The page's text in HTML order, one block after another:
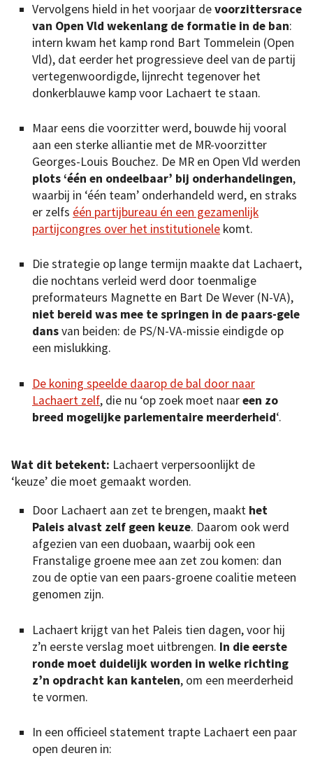
Vervolgens hield in het voorjaar devoorzittersrace
van Open Vld wekenlang de formatie in de ban:
intern kwam het kamp rond Bart Tommelein (Open
Vld), dat eerder het progressieve deel van de partij
vertegenwoordigde, lijnrecht tegenover het
donkerblauwe kamp voor Lachaert te staan.
Maar eens die voorzitter werd, bouwde hij vooral
aan een sterke alliantie met de MR-voorzitter
Georges-Louis Bouchez. De MR en Open Vld werden
plots ‘één en ondeelbaar’ bij onderhandelingen,
waarbij in ‘één team’ onderhandeld werd, en straks
er zelfs één partijbureau én een gezamenlijk
partijcongres over het institutionele komt.
Die strategie op lange termijn maakte dat Lachaert,
die nochtans verleid werd door toenmalige
preformateurs Magnette en Bart De Wever (N-VA),
niet bereid was mee te springen in de paars-gele
dansvan beiden: de PS/N-VA-missie eindigde op
een mislukking.
De koning speelde daarop de bal door naar
Lachaert zelf, die nu ‘op zoek moet naareen zo
breed mogelijke parlementaire meerderheid‘.
Wat dit betekent: Lachaert verpersoonlijkt de
‘keuze’ die moet gemaakt worden.
Door Lachaert aan zet te brengen, maakt het
Paleis alvast zelf geen keuze. Daarom ook werd
afgezien van een duobaan, waarbij ook een
Franstalige groene mee aan zet zou komen: dan
zou de optie van een paars-groene coalitie meteen
genomen zijn.
Lachaert krijgt van het Paleis tien dagen, voor hij
z’n eerste verslag moet uitbrengen. In die eerste
ronde moet duidelijk worden in welke richting
z’n opdracht kan kantelen, om een meerderheid
te vormen.
In een officieel statement trapte Lachaert een paar
open deuren in: